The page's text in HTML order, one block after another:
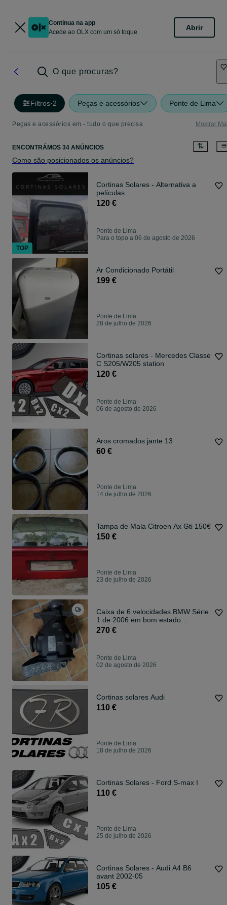
Continua na app
Acede ao OLX com um só toque
Abrir
O que procuras?
Filtros·2 Peças e acessórios Ponte de Lima
Peças e acessórios em - tudo o que precisa Mostrar
ENCONTRÁMOS 34 ANÚNCIOS
Como são posicionados os anúncios?
Cortinas Solares - Alternativa a
películas
120 €
Ponte de Lima
Para o topo a 06 de agosto de 2026
Ar Condicionado Portátil
199 €
Ponte de Lima
28 de julho de 2026
Cortinas solares - Mercedes Classe
C S205/W205 station
120 €
Ponte de Lima
06 de agosto de 2026
Aros cromados jante 13
60 €
Ponte de Lima
14 de julho de 2026
Tampa de Mala Citroen Ax Gti 150€
150 €
Ponte de Lima
23 de julho de 2026
Caixa de 6 velocidades BMW Série
1 de 2006 em bom estado
impecável
270 €
Ponte de Lima
02 de agosto de 2026
Cortinas solares Audi
110 €
Ponte de Lima
18 de julho de 2026
Cortinas Solares - Ford S-max I
110 €
Ponte de Lima
25 de julho de 2026
Cortinas Solares - Audi A4 B6
avant 2002-05
105 €
TOP